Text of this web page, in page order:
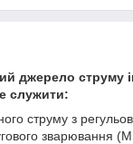
джерело струму
служити:
струму з
зварювання